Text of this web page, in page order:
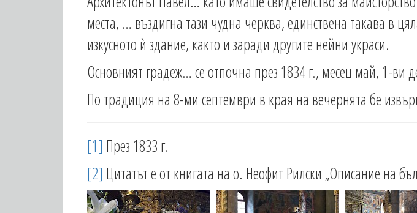
места, … въздигна тази чудна черква, единствена такава в
изкусното ѝ здание, както и заради другите нейни украси.
Основният градеж… се отпочна през 1834 г., месец май, 1-ви
По традиция на 8-ми септември в края на вечернята бе
[1] През 1833 г.
[2] Цитатът е от книгата на о. Неофит Рилски „Описание на